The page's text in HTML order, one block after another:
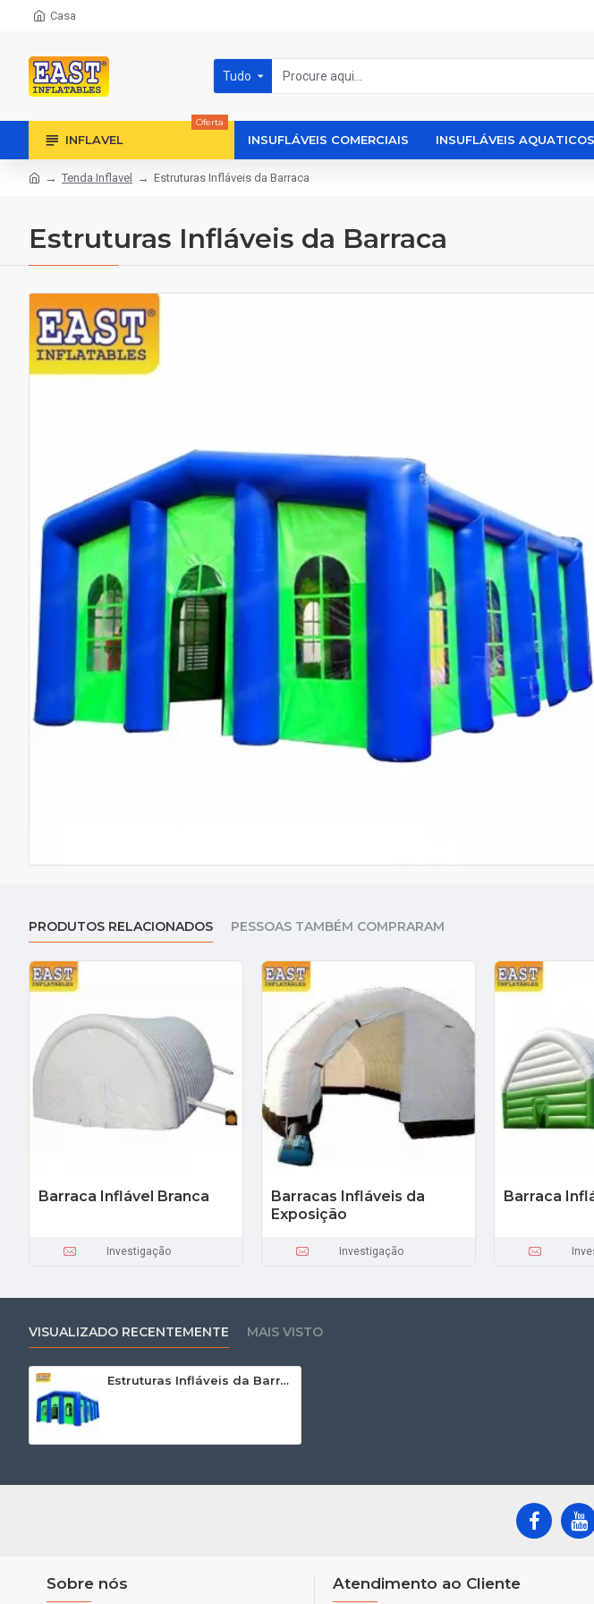
Casa
Tudo
INFLAVEL
Oferta
INSUFLÁVEIS COMERCIAIS INSUFLÁVEIS AQUATICOS
Tenda Inflavel Estruturas Infláveis da Barraca
Estruturas Infláveis da Barraca
PRODUTOS RELACIONADOS PESSOAS TAMBÉM COMPRARAM
Barraca Inflável Branca
Investigação
Barracas Infláveis da
Exposição
Investigação
Barraca
VISUALIZADO RECENTEMENTE MAIS VISTO
Estruturas Infláveis da Barraca
Sobre nós Atendimento ao Cliente